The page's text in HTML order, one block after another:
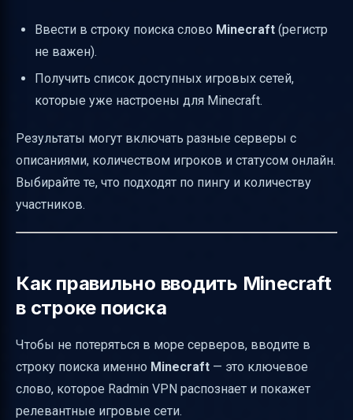
Ввести в строку поиска слово Minecraft (регистр
не важен).
Получить список доступных игровых сетей,
которые уже настроены для Minecraft.
Результаты могут включать разные серверы с
описаниями, количеством игроков и статусом онлайн.
Выбирайте те, что подходят по пингу и количеству
участников.
Как правильно вводить Minecraft
в строке поиска
Чтобы не потеряться в море серверов, вводите в
строку поиска именно Minecraft — это ключевое
слово, которое Radmin VPN распознает и покажет
релевантные игровые сети.